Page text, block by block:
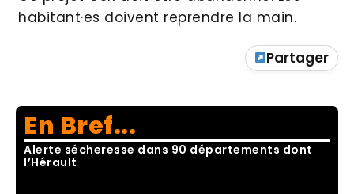
habitant·es doivent reprendre la main.
Partager
En Bref...
Alerte sécheresse dans 90 départements dont
l’Hérault